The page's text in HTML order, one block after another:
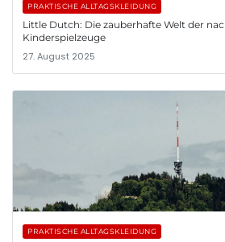
PRAKTISCHE ALLTAGSKLEIDUNG
Little Dutch: Die zauberhafte Welt der
Kinderspielzeuge
27. August 2025
PRAKTISCHE ALLTAGSKLEIDUNG